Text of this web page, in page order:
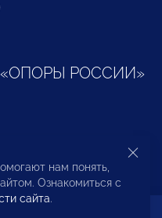
«ОПОРЫ РОССИИ»
и
нам понять,
Ознакомиться с
сайта.